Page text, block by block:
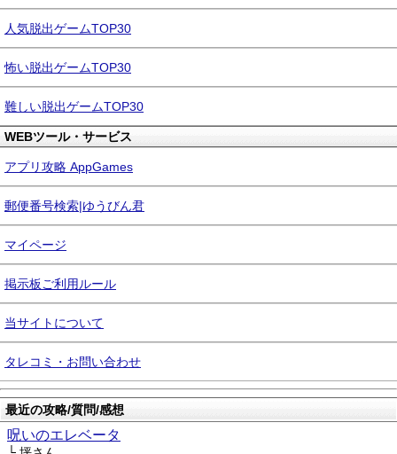
人気脱出ゲームTOP30
怖い脱出ゲームTOP30
難しい脱出ゲームTOP30
WEBツール・サービス
アプリ攻略 AppGames
郵便番号検索|ゆうびん君
マイページ
掲示板ご利用ルール
当サイトについて
タレコミ・お問い合わせ
最近の攻略/質問/感想
呪いのエレベータ